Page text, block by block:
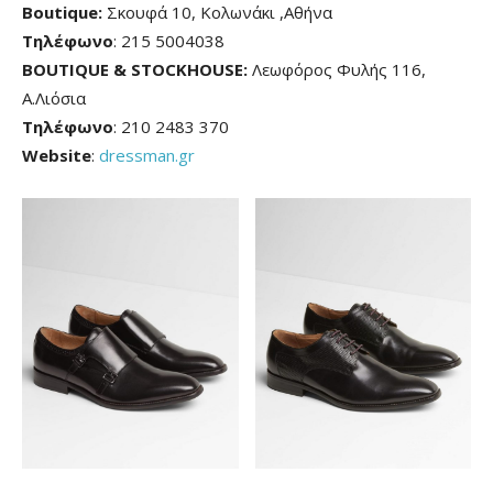
Boutique: Σκουφά 10, Κολωνάκι ,Αθήνα
Τηλέφωνο: 215 5004038
BOUTIQUE & STOCKHOUSE: Λεωφόρος Φυλής 116,
Α.Λιόσια
Τηλέφωνο: 210 2483 370
Website: dressman.gr